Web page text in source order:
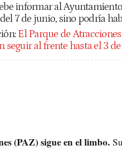
informar al
7 de junio, sino podría
El Parque de
seguir al frente hasta el 3
(PAZ) sigue en el limbo.